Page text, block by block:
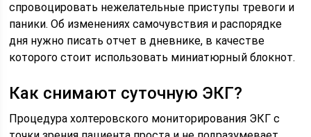
спровоцировать нежелательные приступы тревоги и
паники. Об изменениях самочувствия и распорядке
дня нужно писать отчет в дневнике, в качестве
которого стоит использовать миниатюрный блокнот.
Как снимают суточную ЭКГ?
Процедура холтеровского мониторирования ЭКГ с